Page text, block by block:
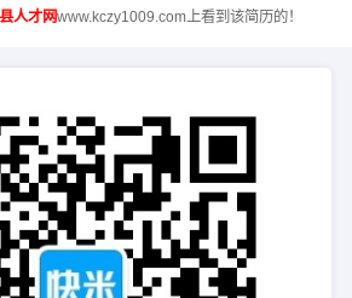
人才网www.kczy1009.com上看到该简历的！